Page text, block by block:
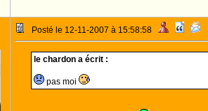
Posté le 12-11-2007 à 15:58:58
le chardon a écrit :
pas moi